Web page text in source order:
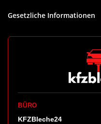
Gesetzliche Informationen
BÜRO
KFZBleche24